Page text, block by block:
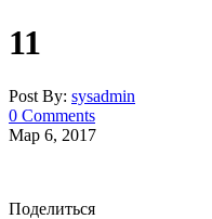
11
Post By: sysadmin
0 Comments
Мар 6, 2017
Поделиться